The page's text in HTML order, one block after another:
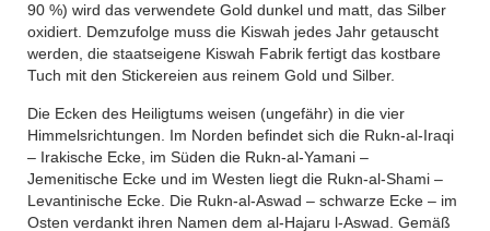
90 %) wird das verwendete Gold dunkel und matt, das Silber
oxidiert. Demzufolge muss die Kiswah jedes Jahr getauscht
werden, die staatseigene Kiswah Fabrik fertigt das kostbare
Tuch mit den Stickereien aus reinem Gold und Silber.
Die Ecken des Heiligtums weisen (ungefähr) in die vier
Himmelsrichtungen. Im Norden befindet sich die Rukn-al-Iraqi
– Irakische Ecke, im Süden die Rukn-al-Yamani –
Jemenitische Ecke und im Westen liegt die Rukn-al-Shami –
Levantinische Ecke. Die Rukn-al-Aswad – schwarze Ecke – im
Osten verdankt ihren Namen dem al-Hajaru l-Aswad. Gemäß